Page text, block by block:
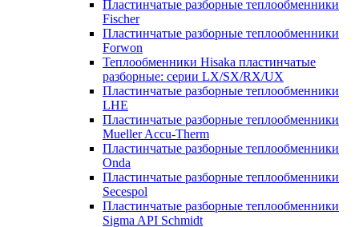
Пластинчатые разборные теплообменники
Fischer
Пластинчатые разборные теплообменники
Forwon
Теплообменники Hisaka пластинчатые
разборные: серии LX/SX/RX/UX
Пластинчатые разборные теплообменники
LHE
Пластинчатые разборные теплообменники
Mueller Accu-Therm
Пластинчатые разборные теплообменники
Onda
Пластинчатые разборные теплообменники
Secespol
Пластинчатые разборные теплообменники
Sigma API Schmidt